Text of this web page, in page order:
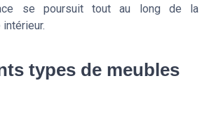
se poursuit tout au long de la
types de meubles